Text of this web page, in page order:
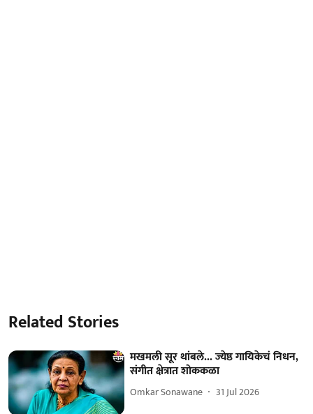
Related Stories
मखमली सूर थांबले... ज्येष्ठ गायिकेचं निधन,
संगीत क्षेत्रात शोककळा
Omkar Sonawane 31 Jul 2026